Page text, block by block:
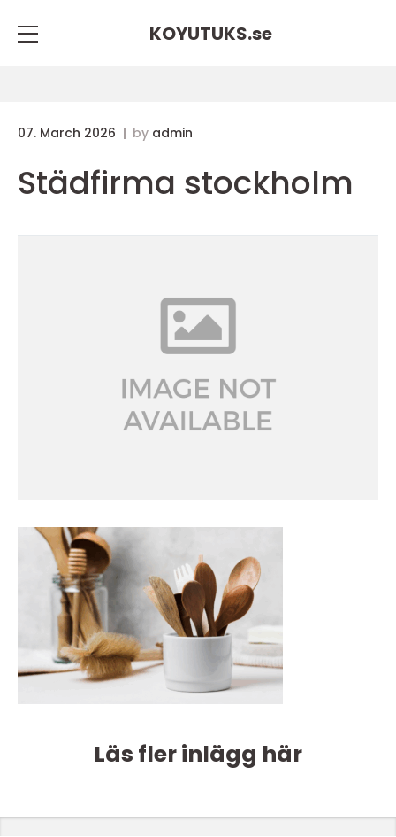
KOYUTUKS.se
07. March 2026 by admin
Städfirma stockholm
Läs fler inlägg här